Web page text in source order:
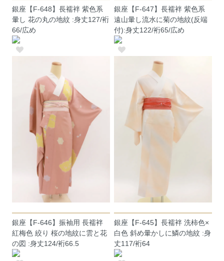
銀座【F-648】長襦袢 紫色系
暈し 花の丸の地紋 :身丈127/裄
66/広め
銀座【F-647】長襦袢 紫色系
遠山暈し流水に菊の地紋(反端
付):身丈122/裄65/広め
銀座【F-646】振袖用 長襦袢
紅梅色 絞り 桜の地紋に雲と花
の図 :身丈124/裄66.5
銀座【F-645】長襦袢 洗柿色×
白色 斜め暈かしに鱗の地紋 :身
丈117/裄64